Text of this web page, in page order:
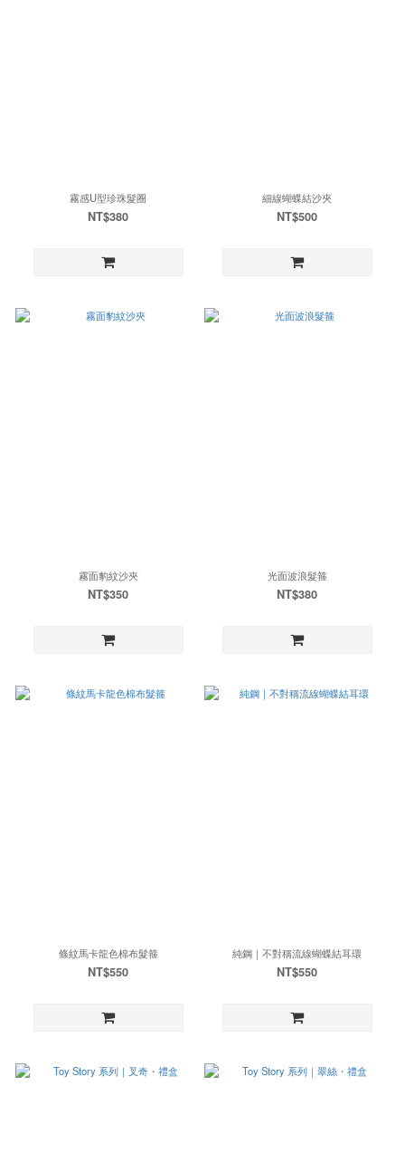
霧感U型珍珠髮圈
NT$380
細線蝴蝶結沙夾
NT$500
霧面豹紋沙夾
NT$350
光面波浪髮箍
NT$380
條紋馬卡龍色棉布髮箍
NT$550
純鋼｜不對稱流線蝴蝶結耳環
NT$550